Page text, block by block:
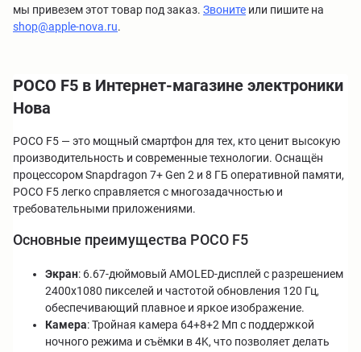
мы привезем этот товар под заказ. Звоните или пишите на
shop@apple-nova.ru.
POCO F5 в Интернет-магазине электроники
Нова
POCO F5 — это мощный смартфон для тех, кто ценит высокую
производительность и современные технологии. Оснащён
процессором Snapdragon 7+ Gen 2 и 8 ГБ оперативной памяти,
POCO F5 легко справляется с многозадачностью и
требовательными приложениями.
Основные преимущества POCO F5
Экран: 6.67-дюймовый AMOLED-дисплей с разрешением
2400x1080 пикселей и частотой обновления 120 Гц,
обеспечивающий плавное и яркое изображение.
Камера: Тройная камера 64+8+2 Мп с поддержкой
ночного режима и съёмки в 4K, что позволяет делать